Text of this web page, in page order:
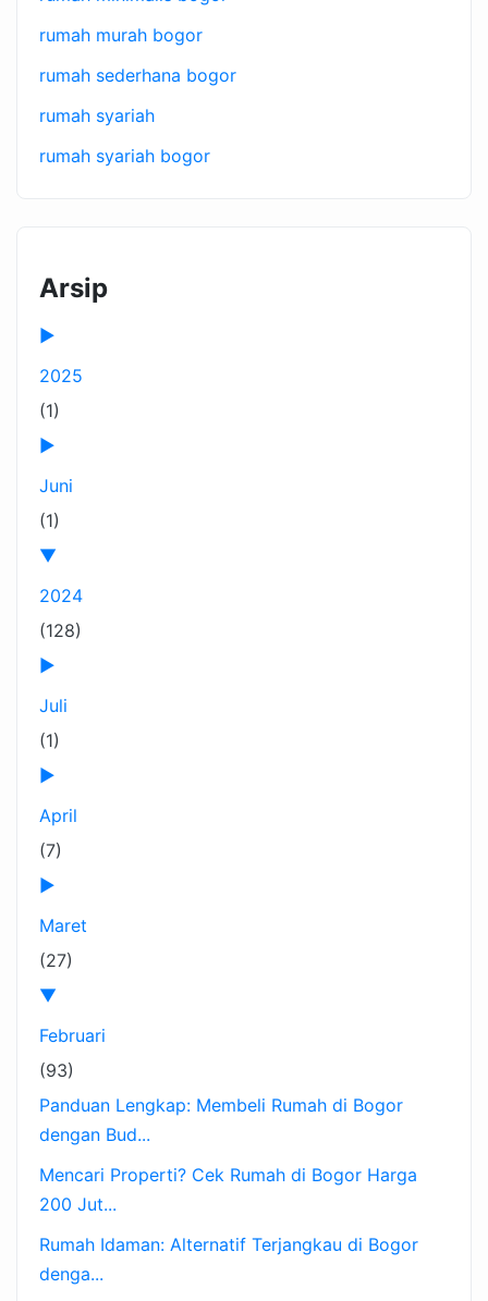
rumah murah bogor
rumah sederhana bogor
rumah syariah
rumah syariah bogor
Arsip
►
2025
(1)
►
Juni
(1)
▼
2024
(128)
►
Juli
(1)
►
April
(7)
►
Maret
(27)
▼
Februari
(93)
Panduan Lengkap: Membeli Rumah di Bogor
dengan Bud...
Mencari Properti? Cek Rumah di Bogor Harga
200 Jut...
Rumah Idaman: Alternatif Terjangkau di Bogor
denga...